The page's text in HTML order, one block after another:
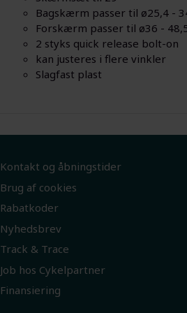
Bagskærm passer til ø25,4 -
Forskærm passer til ø36 -
2 styks quick release bolt-on
kan justeres i flere vinkler
Slagfast plast
Kontakt og åbningstider
Brug af cookies
Rabatkoder
Nyhedsbrev
Track & Trace
Job hos Cykelpartner
Finansiering